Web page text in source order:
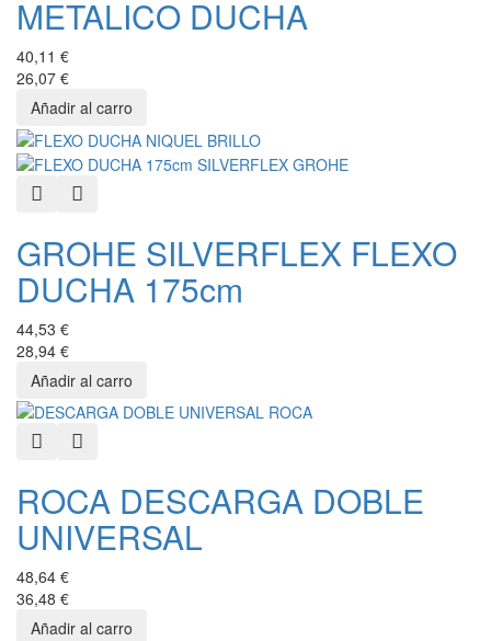
METALICO DUCHA
40,11 €
26,07 €
Quick View
GROHE SILVERFLEX FLEXO
DUCHA 175cm
44,53 €
28,94 €
Quick View
ROCA DESCARGA DOBLE
UNIVERSAL
48,64 €
36,48 €